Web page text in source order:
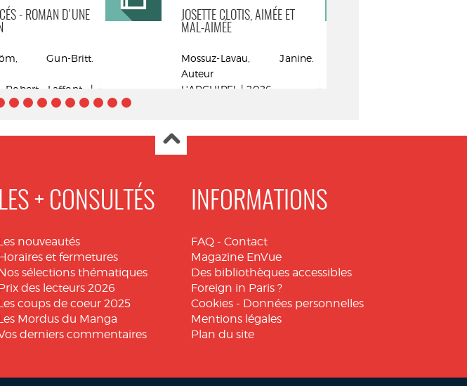
- ROMAN D'UNE
Gun-Britt.
Robert Laffont |
JOSETTE CLOTIS, AIMÉE ET
MAL-AIMÉE
Mossuz-Lavau, Janine.
Auteur
L'ARCHIPEL | 2026
LES + CONSULTÉS
nouveautés
et fermetures
sélections thématiques
des lecteurs 2026
coups de coeur 2025
Mordus du Manga
derniers commentaires
INFORMATIONS
FAQ - Contact
Magazine EnVue
Des bibliothèques accessibles
Foreign in Paris ?
Cookies - Données personnelles
Mentions légales
Plan du site